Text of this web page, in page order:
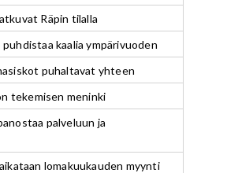
Räpin tilalla
kaalia ympärivuoden
puhaltavat yhteen
tekemisen meninki
palveluun ja
lomakuukauden myynti